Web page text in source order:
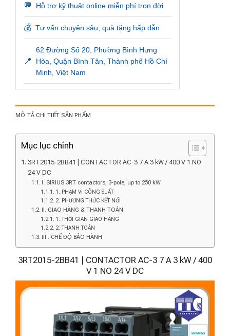
💬 Hỗ trợ kỹ thuật online miễn phí trọn đời
💰 Tư vấn chuyên sâu, quà tặng hấp dẫn
📍
62 Đường Số 20, Phường Bình Hưng
Hòa, Quận Bình Tân, Thành phố Hồ Chí
Minh, Việt Nam
MÔ TẢ CHI TIẾT SẢN PHẨM
Mục lục chính
3RT2015-2BB41 | CONTACTOR AC-3 7 A 3 kW / 400 V 1 NO
24 V DC
I. SIRIUS 3RT contactors, 3-pole, up to 250 kW
1. PHẠM VI CÔNG SUẤT
2. PHƯƠNG THỨC KẾT NỐI
II. GIAO HÀNG & THANH TOÁN
1: THỜI GIAN GIAO HÀNG
2: THANH TOÁN
III : CHẾ ĐỘ BẢO HÀNH
3RT2015-2BB41 | CONTACTOR AC-3 7 A 3 kW / 400
V 1 NO 24 V DC